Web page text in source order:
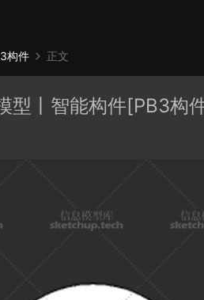
Vray Enscape
构件 正文
型丨智能构件[PB3构